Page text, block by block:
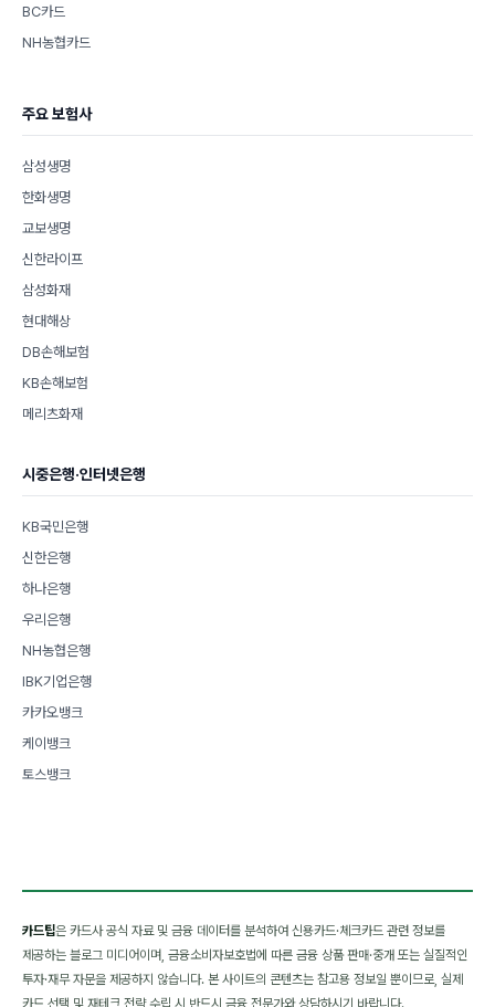
BC카드
NH농협카드
주요 보험사
삼성생명
한화생명
교보생명
신한라이프
삼성화재
현대해상
DB손해보험
KB손해보험
메리츠화재
시중은행·인터넷은행
KB국민은행
신한은행
하나은행
우리은행
NH농협은행
IBK기업은행
카카오뱅크
케이뱅크
토스뱅크
카드팁은 카드사 공식 자료 및 금융 데이터를 분석하여 신용카드·체크카드 관련 정보를
제공하는 블로그 미디어이며, 금융소비자보호법에 따른 금융 상품 판매·중개 또는 실질적인
투자·재무 자문을 제공하지 않습니다. 본 사이트의 콘텐츠는 참고용 정보일 뿐이므로, 실제
카드 선택 및 재테크 전략 수립 시 반드시 금융 전문가와 상담하시기 바랍니다.